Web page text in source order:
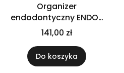
Organizer
endodontyczny ENDO-
STATION GO EASY 3
141,00 zł
Do koszyka